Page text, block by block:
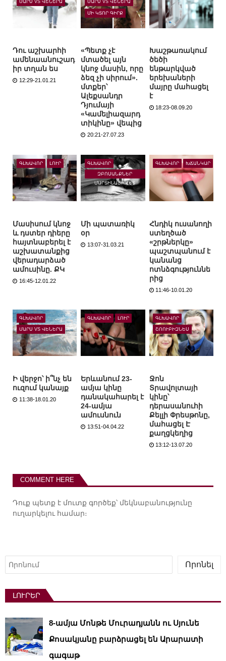
ՄԱՐՍ VS ՎԵՆԵՐԱ
Դու աշխարհի
ամենաանուշադ
իր տղան ես
12:29-21.01.21
ՄԱՐՍ VS ՎԵՆԵՐԱ
ՄԻ ԿՏՈՐ ԳԻՐՔ
«Պետք չէ
մտածել այն
կնոջ մասին, որը
ձեզ չի սիրում».
մտքեր՝
Ալեքսանդր
Դյումայի
«Կամելիազարդ
տիկինը» վեպից
20:21-27.07.23
Խաշթառակում
ծեծի
ենթարկված
երեխաների
մայրը մահացել
է
18:23-08.09.20
ԳԼԽԱՎՈՐ ԼՈՒՐ
Մասիսում կնոջ
և դստեր դիերը
հայտնաբերել է
աշխատանքից
վերադարձած
ամուսինը. ՔԿ
16:45-12.01.22
ԳԼԽԱՎՈՐ
ԶԲՈՍԱՆՔՆԵՐ
ՄԱՐՏԻՆԱՅԻ ՀԵՏ
Մի պատառիկ
օր
13:07-31.03.21
ԳԼԽԱՎՈՐ ԽՃԱՆԿԱՐ
Հնդիկ ուսանողի
ստեղծած
«շրթներկը»
պաշտպանում է
կանանց
ոտնձգություննե
րից
11:46-10.01.20
ԳԼԽԱՎՈՐ
ՄԱՐՍ VS ՎԵՆԵՐԱ
Ի վերջո՝ ի՞նչ են
ուզում կանայք
11:38-18.01.20
ԳԼԽԱՎՈՐ ԼՈՒՐ
Երևանում 23-
ամյա կինը
դանակահարել է
24-ամյա
ամուսնուն
13:51-04.04.22
ԳԼԽԱՎՈՐ
ՇՈՈՒԲԻԶՆԵՍ
Ջոն
Տրավոլտայի
կինը՝
դերասանուհի
Քելլի Փրեսթոնը,
մահացել Է
քաղցկեղից
13:12-13.07.20
COMMENT HERE
Դուք պետք է մուտք գործեք՝ մեկնաբանությունը
ուղարկելու համար։
Որոնել
Որոնել
ԼՈՒՐԵՐ
8-ամյա Մոնթե Մուրադյանն ու Սյունե
Քոսակյանը բարձրացել են Արարատի
գագաթ